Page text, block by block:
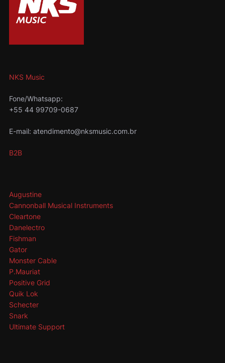
NKS Music
Fone/Whatsapp:
+55 44 99709-0687
E-mail: atendimento@nksmusic.com.br
B2B
Augustine
Cannonball Musical Instruments
Cleartone
Danelectro
Fishman
Gator
Monster Cable
P.Mauriat
Positive Grid
Quik Lok
Schecter
Snark
Ultimate Support